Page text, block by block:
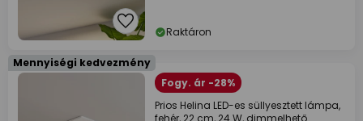
Raktáron
Mennyiségi kedvezmény
Fogy. ár -28%
Prios Helina LED-es süllyesztett lámpa,